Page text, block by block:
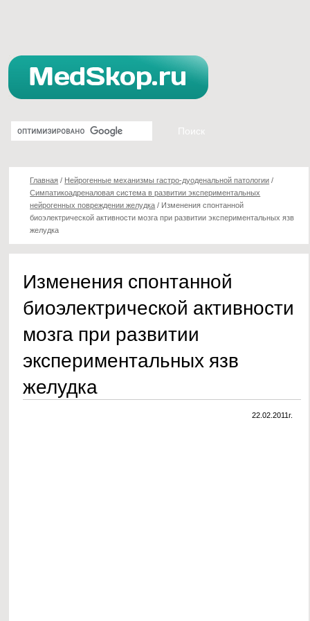
Главная / Нейрогенные механизмы гастро-дуоденальной патологии /
Симпатикоадреналовая система в развитии экспериментальных
нейрогенных повреждении желудка / Изменения спонтанной
биоэлектрической активности мозга при развитии экспериментальных язв
желудка
Изменения спонтанной
биоэлектрической активности
мозга при развитии
экспериментальных язв
желудка
22.02.2011г.